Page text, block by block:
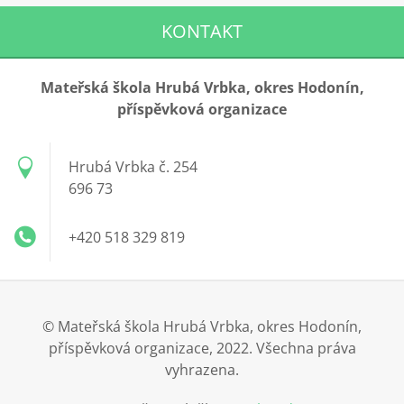
KONTAKT
Mateřská škola Hrubá Vrbka, okres Hodonín,
příspěvková organizace
Hrubá Vrbka č. 254
696 73
+420 518 329 819
© Mateřská škola Hrubá Vrbka, okres Hodonín,
příspěvková organizace, 2022. Všechna práva
vyhrazena.